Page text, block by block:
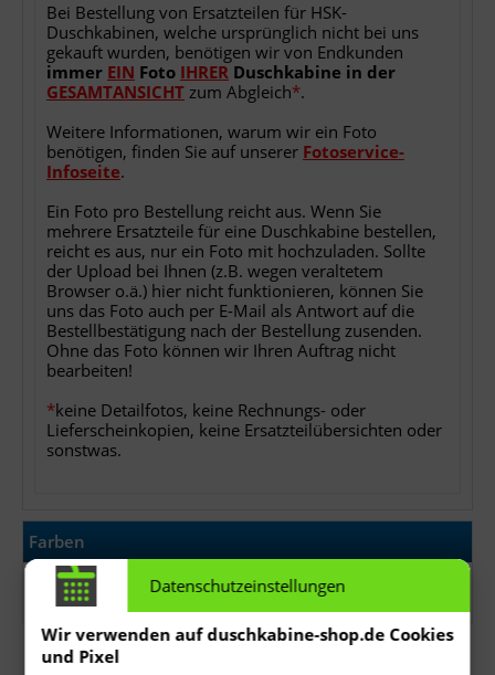
Bei Bestellung von Ersatzteilen für HSK-
Duschkabinen, welche ursprünglich nicht bei uns
gekauft wurden, benötigen wir von Endkunden
immer EIN Foto IHRER Duschkabine in der
GESAMTANSICHT zum Abgleich*.
Weitere Informationen, warum wir ein Foto
benötigen, finden Sie auf unserer Fotoservice-
Infoseite.
Ein Foto pro Bestellung reicht aus. Wenn Sie
mehrere Ersatzteile für eine Duschkabine bestellen,
reicht es aus, nur ein Foto mit hochzuladen. Sollte
der Upload bei Ihnen (z.B. wegen veraltetem
Browser o.ä.) hier nicht funktionieren, können Sie
uns das Foto auch per E-Mail als Antwort auf die
Bestellbestätigung nach der Bestellung zusenden.
Ohne das Foto können wir Ihren Auftrag nicht
bearbeiten!
*keine Detailfotos, keine Rechnungs- oder
Lieferscheinkopien, keine Ersatzteilübersichten oder
sonstwas.
Farben
Bitte wählen
Datenschutzeinstellungen
Wir verwenden auf duschkabine-shop.de Cookies
und Pixel